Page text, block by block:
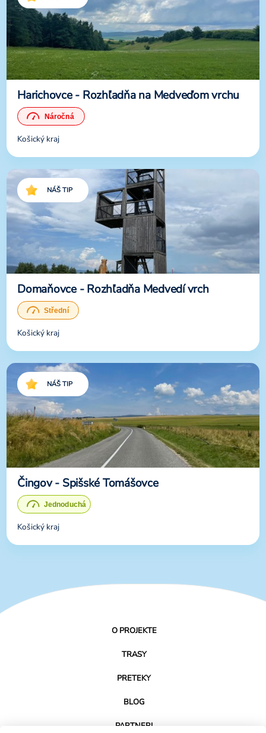
Harichovce - Rozhľadňa na Medveďom vrchu
Košický kraj
NÁŠ TIP
Domaňovce - Rozhľadňa Medvedí vrch
Košický kraj
NÁŠ TIP
Čingov - Spišské Tomášovce
Košický kraj
O PROJEKTE
TRASY
PRETEKY
BLOG
PARTNERI